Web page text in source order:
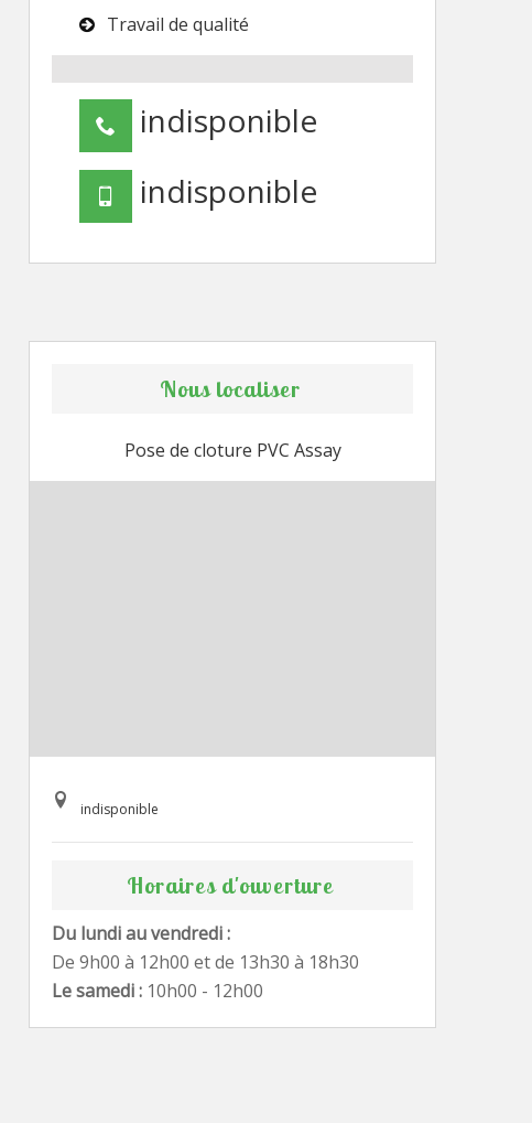
Travail de qualité
indisponible
indisponible
Nous localiser
Pose de cloture PVC Assay
indisponible
Horaires d'ouverture
Du lundi au vendredi :
De 9h00 à 12h00 et de 13h30 à 18h30
Le samedi : 10h00 - 12h00